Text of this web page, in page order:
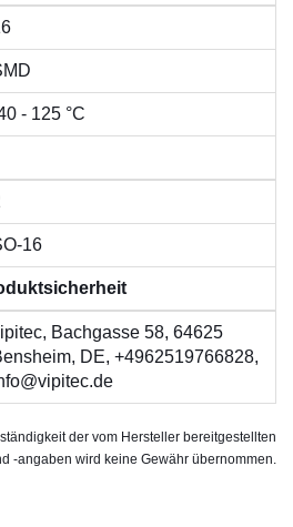
- 125 °C
16
Bachgasse 58, 64625
DE, +4962519766828,
der vom Hersteller bereitgestellten
-angaben wird keine Gewähr übernommen.